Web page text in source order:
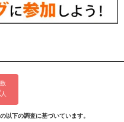
人
以下の調査に基づいています。